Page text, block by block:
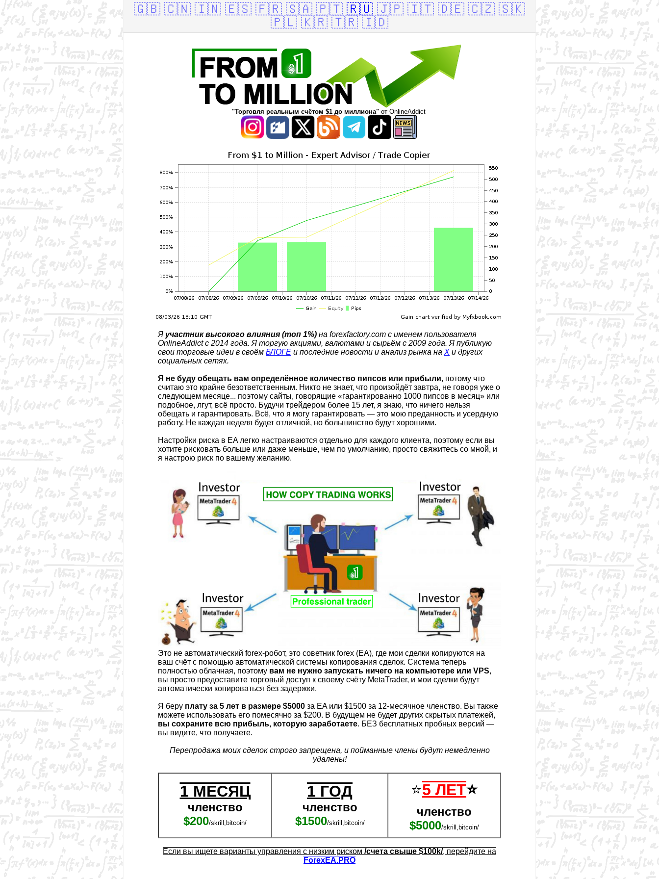
🇬🇧 🇨🇳 🇮🇳 🇪🇸 🇫🇷 🇸🇦 🇵🇹 🇷🇺 🇯🇵 🇮🇹 🇩🇪 🇨🇿 🇸🇰
🇵🇱 🇰🇷 🇹🇷 🇮🇩
"Торговля реальным счётом $1 до миллиона"от OnlineAddict
Я участник высокого влияния (топ 1%) на forexfactory.com с именем пользователя
OnlineAddict с 2014 года. Я торгую акциями, валютами и сырьём с 2009 года. Я публикую
свои торговые идеи в своём БЛОГЕ и последние новости и анализ рынка на X и других
социальных сетях.
Я не буду обещать вам определённое количество пипсов или прибыли, потому что
считаю это крайне безответственным. Никто не знает, что произойдёт завтра, не говоря уже о
следующем месяце... поэтому сайты, говорящие «гарантированно 1000 пипсов в месяц» или
подобное, лгут, всё просто. Будучи трейдером более 15 лет, я знаю, что ничего нельзя
обещать и гарантировать. Всё, что я могу гарантировать — это мою преданность и усердную
работу. Не каждая неделя будет отличной, но большинство будут хорошими.
Настройки риска в EA легко настраиваются отдельно для каждого клиента, поэтому если вы
хотите рисковать больше или даже меньше, чем по умолчанию, просто свяжитесь со мной, и
я настрою риск по вашему желанию.
Это не автоматический forex-робот, это советник forex (EA), где мои сделки копируются на
ваш счёт с помощью автоматической системы копирования сделок. Система теперь
полностью облачная, поэтому вам не нужно запускать ничего на компьютере или VPS,
вы просто предоставите торговый доступ к своему счёту MetaTrader, и мои сделки будут
автоматически копироваться без задержки.
Я беру плату за 5 лет в размере $5000 за EA или $1500 за 12-месячное членство. Вы также
можете использовать его помесячно за $200. В будущем не будет других скрытых платежей,
вы сохраните всю прибыль, которую заработаете. БЕЗ бесплатных пробных версий —
вы видите, что получаете.
Перепродажа моих сделок строго запрещена, и пойманные члены будут немедленно
удалены!
1 МЕСЯЦ
членство
$200/skrill,bitcoin/
1 ГОД
членство
$1500/skrill,bitcoin/
⭐5 ЛЕТ⭐
членство
$5000/skrill,bitcoin/
Если вы ищете варианты управления с низким риском /счета свыше $100k/, перейдите на
ForexEA.PRO